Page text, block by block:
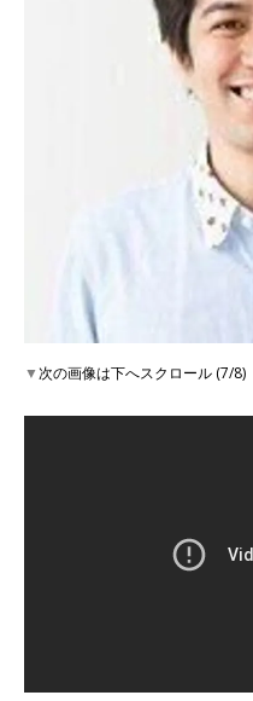
▼次の画像は下へスクロール (7/8)